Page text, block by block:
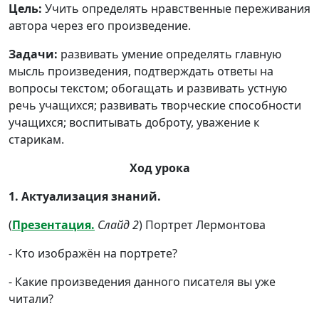
Цель: Учить определять нравственные переживания
автора через его произведение.
Задачи: развивать умение определять главную
мысль произведения, подтверждать ответы на
вопросы текстом; обогащать и развивать устную
речь учащихся; развивать творческие способности
учащихся; воспитывать доброту, уважение к
старикам.
Ход урока
1. Актуализация знаний.
(Презентация. Слайд 2) Портрет Лермонтова
- Кто изображён на портрете?
- Какие произведения данного писателя вы уже
читали?